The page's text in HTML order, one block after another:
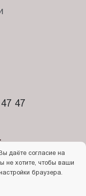
47
даёте согласие на
не хотите, чтобы ваши
браузера.